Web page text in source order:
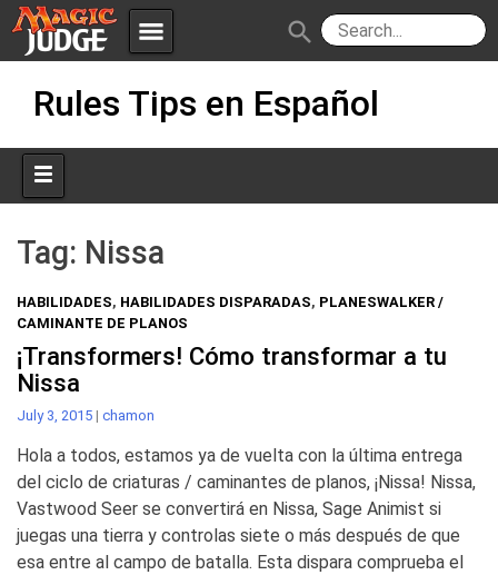
menu
Apps JudgeApps
Forum
Judges
Policies IPG
JAR
search
Rules Tips en Español
Tag: Nissa
HABILIDADES, HABILIDADES DISPARADAS, PLANESWALKER /
CAMINANTE DE PLANOS
¡Transformers! Cómo transformar a tu
Nissa
July 3, 2015 | chamon
Hola a todos, estamos ya de vuelta con la última entrega
del ciclo de criaturas / caminantes de planos, ¡Nissa! Nissa,
Vastwood Seer se convertirá en Nissa, Sage Animist si
juegas una tierra y controlas siete o más después de que
esa entre al campo de batalla. Esta dispara comprueba el